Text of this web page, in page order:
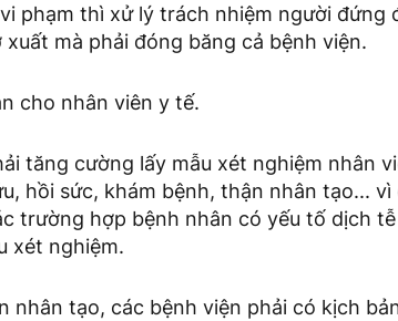
phạm thì xử lý trách nhiệm người đứng
mà phải đóng băng cả bệnh viện.
cho nhân viên y tế.
tăng cường lấy mẫu xét nghiệm nhân
hồi sức, khám bệnh, thận nhân tạo... vì
trường hợp bệnh nhân có yếu tố dịch
xét nghiệm.
nhân tạo, các bệnh viện phải có kịch